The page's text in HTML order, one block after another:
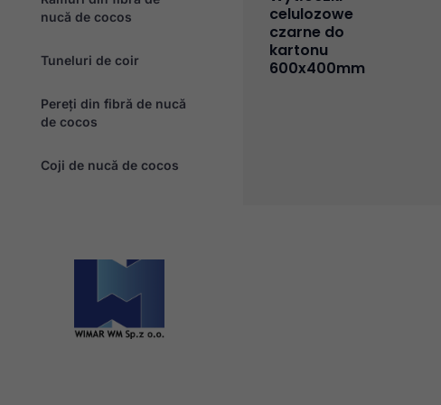
nucă de cocos
Tuneluri de coir
Pereți din fibră de nucă
de cocos
Coji de nucă de cocos
celulozowe
czarne do
kartonu
600x400mm